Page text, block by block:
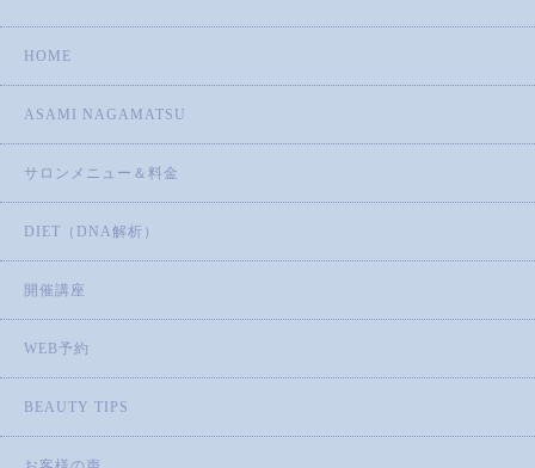
HOME
ASAMI NAGAMATSU
サロンメニュー＆料金
DIET（DNA解析）
開催講座
WEB予約
BEAUTY TIPS